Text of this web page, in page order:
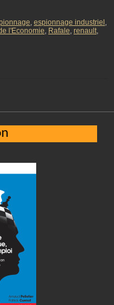
, espionnage industriel ,
l'Economie, Rafale, renault,